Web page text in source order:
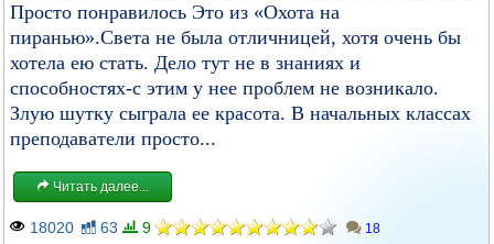
Просто понравилось Это из «Охота на
пиранью».Света не была отличницей, хотя очень бы
хотела ею стать. Дело тут не в знаниях и
способностях-с этим у нее проблем не возникало.
Злую шутку сыграла ее красота. В начальных классах
преподаватели просто...
Читать далее...
18020 63 9 18